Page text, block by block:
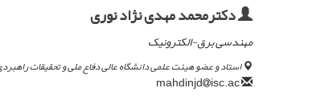
دکترمحمد مهدی نژاد نوری
مهندسی برق-الکترونیک
استاد و عضو هیئت علمی دانشگاه عالی دفاع ملی و تحقیقات
isc.ac